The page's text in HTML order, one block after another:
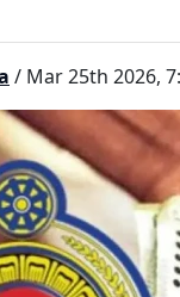
/ Mar 25th 2026,